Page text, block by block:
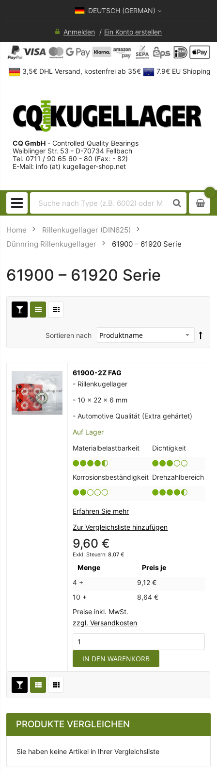
DEUTSCH (GERMAN)
Anmelden Ein Konto erstellen
3,5€ DHL Versand, kostenfrei ab 35€ 7.9€ EU Shipping
CQ GmbH - Controlled Quality Bearings
Waiblinger Str. 53 - D-70734 Fellbach
Tel. 0711 / 90 65 60 - 80 (Fax: - 82)
E-Mail: info (at) kugellager-shop.net
Home
Rillenkugellager (DIN625)
Dünnring Rillenkugellager
61900 – 61920 Serie
61900 – 61920 Serie
Sortieren nach
61900-2Z FAG
- Rillenkugellager
- 10 x 22 x 6 mm
- Automotive Qualität (Extra gehärtet)
Auf Lager
Materialbelastbarkeit
Dichtigkeit
Korrosionsbeständigkeit Drehzahlbereich
Erfahren Sie mehr
Zur Vergleichsliste hinzufügen
9,60 €
8,07 €
Menge
Preis je
4 +
9,12 €
10 +
8,64 €
Preise inkl. MwSt.
zzgl. Versandkosten
IN DEN WARENKORB
PRODUKTE VERGLEICHEN
Sie haben keine Artikel in Ihrer Vergleichsliste